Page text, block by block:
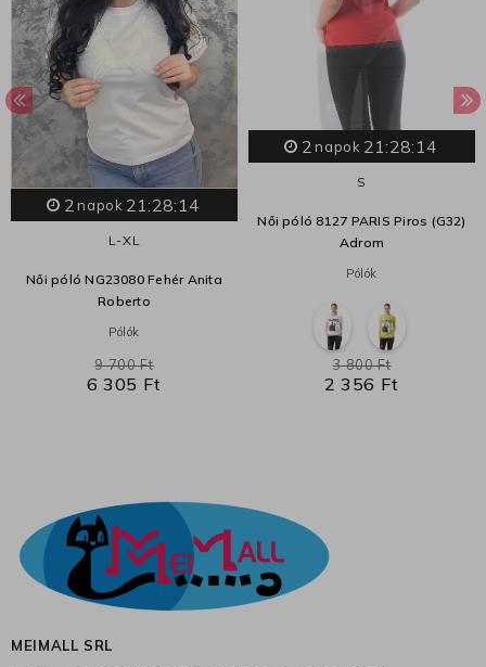
2 napok 21:28:14
L-XL
Női póló NG23080 Fehér Anita
Roberto
Pólók
6 305 Ft
9 700 Ft
2 napok 21:28:14
S
Női póló 8127 PARIS Piros (G32)
Adrom
Pólók
2 356 Ft
3 800 Ft
MEIMALL SRL